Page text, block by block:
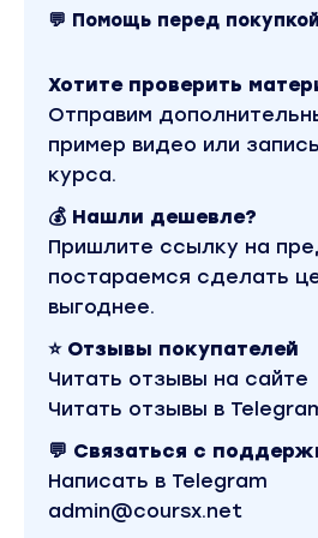
💬 Помощь перед покупкой
Хотите проверить
Отправим
пример видео или
курса.
💰 Нашли дешевле?
Пришлите ссылку на
постараемся сделать
выгоднее.
⭐ Отзывы покупателей
Читать отзывы на сайте
Читать отзывы в
💬 Связаться с
Написать в Telegram
admin@coursx.net